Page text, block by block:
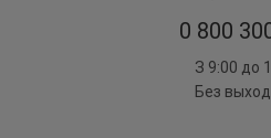
0 800
З 9:00 до
Без